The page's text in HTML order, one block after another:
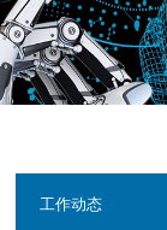
工作动态